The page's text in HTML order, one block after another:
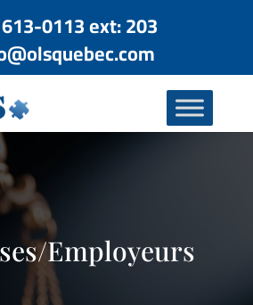
0113 ext: 203
Employeurs